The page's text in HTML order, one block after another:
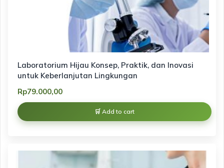
Laboratorium Hijau Konsep, Praktik, dan Inovasi
untuk Keberlanjutan Lingkungan
Rp79.000,00
Add to cart